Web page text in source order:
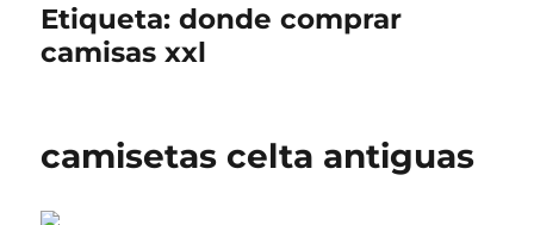
Etiqueta:donde comprar
camisas xxl
camisetas celta antiguas